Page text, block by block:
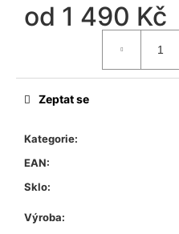
od 1 490 Kč
Kategorie:
EAN:
Sklo:
Výroba:
Zeptat se